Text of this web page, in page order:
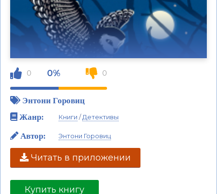
0 0% 0
Энтони Горовиц
Жанр:
Книги /Детективы
Автор: Энтони Горовиц
Читать в приложении
Купить книгу